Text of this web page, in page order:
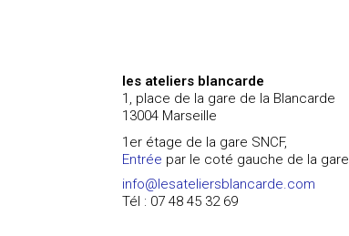
les ateliers blancarde
1, place de la gare de la Blancarde
13004 Marseille
1er étage de la gare SNCF,
Entrée par le coté gauche de la gare
info@lesateliersblancarde.com
Tél : 07 48 45 32 69